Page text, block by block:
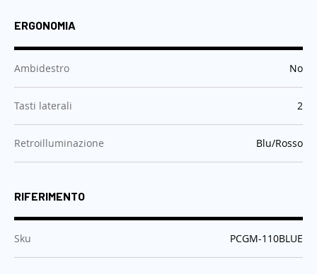
ERGONOMIA
Ambidestro :No
Tasti laterali :2
Retroilluminazione :Blu/Rosso
RIFERIMENTO
Sku :PCGM-110BLUE